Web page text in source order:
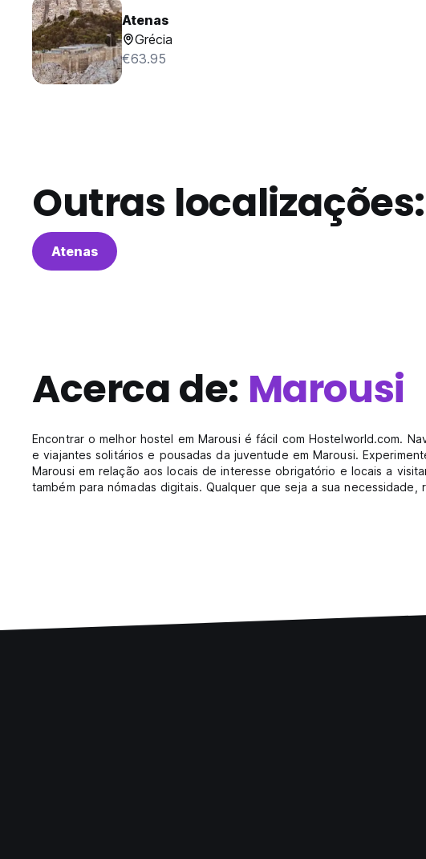
Atenas
Grécia
€63.95
Outras localizações:
Atenas
Acerca de: Marousi
Encontrar o melhor hostel em Marousi é fácil com Hostelworld.com.
e viajantes solitários e pousadas da juventude em Marousi.
Marousi em relação aos locais de interesse obrigatório e locais a
também para nómadas digitais. Qualquer que seja a sua